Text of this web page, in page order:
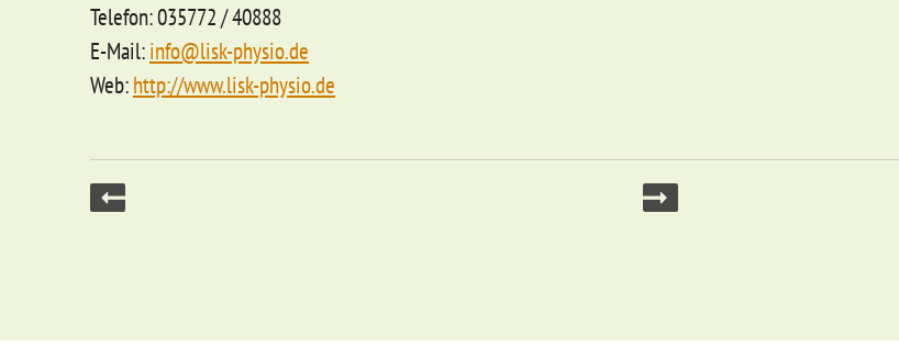
Telefon: 035772 / 40888
E-Mail:info@lisk-physio.de
Web:http://www.lisk-physio.de